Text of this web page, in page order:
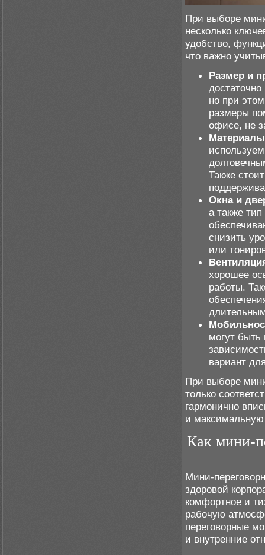
При выборе
несколько
удобство,
что важно
Размер и
но при
размеры
офисе, не
Также
Окна и
а также
снизить
или
хорошее
работы.
могут
вариант
При выборе
только
гармонично
и максимальную
Как мини-
Мини-
здоровой
комфортное и
рабочую
переговорные
и внутренние